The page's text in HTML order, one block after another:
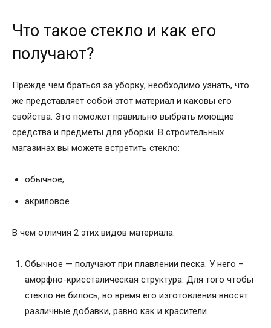
Что такое стекло и как его
получают?
Прежде чем браться за уборку, необходимо узнать, что
же представляет собой этот материал и каковы его
свойства. Это поможет правильно выбрать моющие
средства и предметы для уборки. В строительных
магазинах вы можете встретить стекло:
обычное;
акриловое.
В чем отличия 2 этих видов материала:
Обычное — получают при плавлении песка. У него –
аморфно-криссталическая структура. Для того чтобы
стекло не билось, во время его изготовления вносят
различные добавки, равно как и красители.